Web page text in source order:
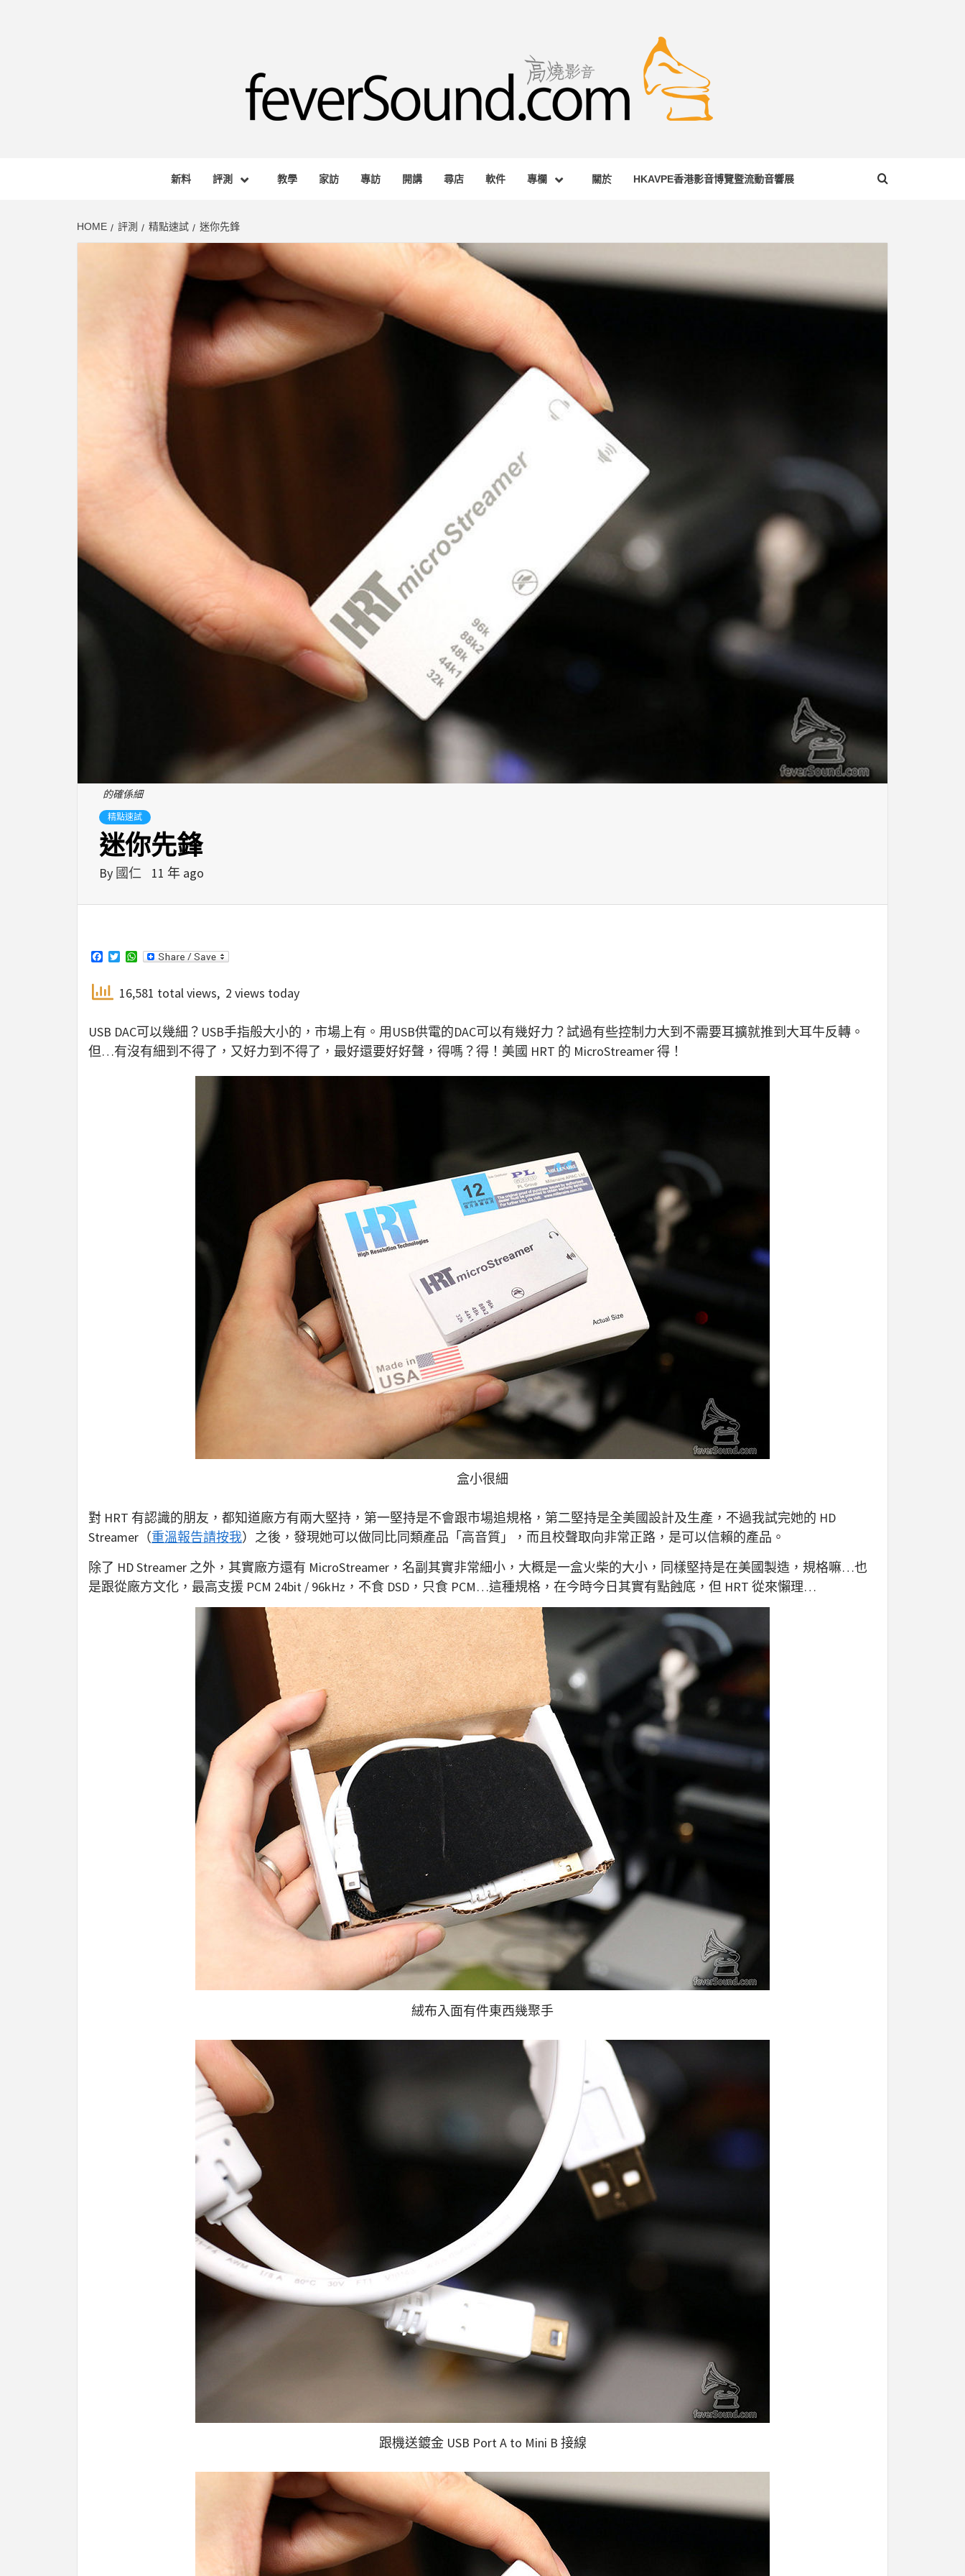
FEVERSOUND.COM
新料 評測 教學 家訪 專訪 開講 尋店 軟件 專欄 關於 HKAVPE香港影音博覽暨流動音響展
HOME 評測 精點速試 迷你先鋒
的確係細
精點速試
迷你先鋒
By 國仁 11 年 ago
Facebook
TwitterWhatsApp
16,581 total views, 2 views today
USB DAC可以幾細？USB手指般大小的，市場上有。用USB供電的DAC可以有幾好力？試過有些控制力大到不需要耳擴就推到大耳牛反轉。
但…有沒有細到不得了，又好力到不得了，最好還要好好聲，得嗎？得！美國 HRT 的 MicroStreamer 得！
盒小很細
對 HRT 有認識的朋友，都知道廠方有兩大堅持，第一堅持是不會跟市場追規格，第二堅持是全美國設計及生產，不過我試完她的 HD
Streamer（重溫報告請按我）之後，發現她可以做同比同類產品「高音質」，而且校聲取向非常正路，是可以信賴的產品。
除了 HD Streamer 之外，其實廠方還有 MicroStreamer，名副其實非常細小，大概是一盒火柴的大小，同樣堅持是在美國製造，規格嘛…也
是跟從廠方文化，最高支援 PCM 24bit / 96kHz，不食 DSD，只食 PCM…這種規格，在今時今日其實有點蝕底，但 HRT 從來懶理…
絨布入面有件東西幾聚手
跟機送鍍金 USB Port A to Mini B 接線